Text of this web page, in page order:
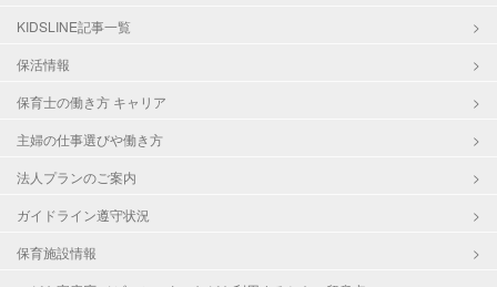
KIDSLINE記事一覧
保活情報
保育士の働き方 キャリア
主婦の仕事選びや働き方
法人プランのご案内
ガイドライン遵守状況
保育施設情報